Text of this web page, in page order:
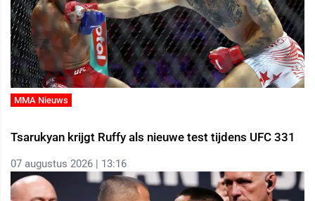
MMA Nieuws
Tsarukyan krijgt Ruffy als nieuwe test tijdens UFC 331
07 augustus 2026 | 13:16